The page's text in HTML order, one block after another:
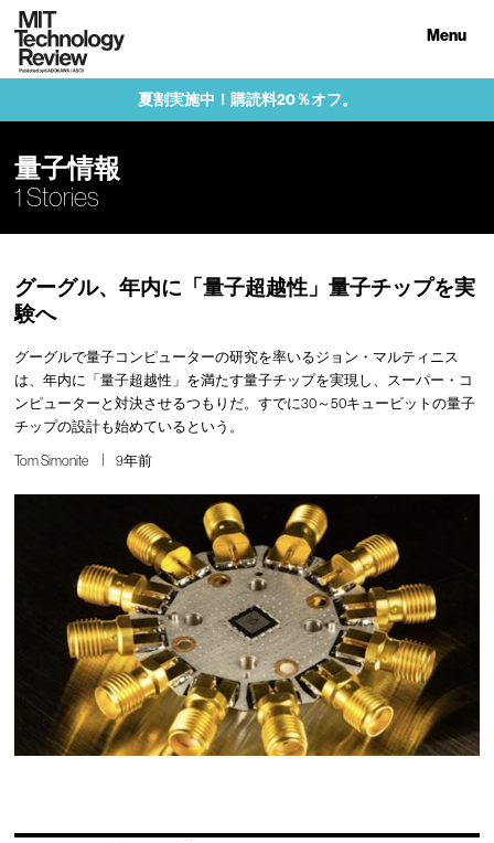
Menu
夏割実施中！購読料20％オフ。
量子情報
1 Stories
グーグル、年内に「量子超越性」量子チップを実
験へ
グーグルで量子コンピューターの研究を率いるジョン・マルティニス
は、年内に「量子超越性」を満たす量子チップを実現し、スーパー・コ
ンピューターと対決させるつもりだ。すでに30～50キュービットの量子
チップの設計も始めているという。
Tom Simonite 9年前